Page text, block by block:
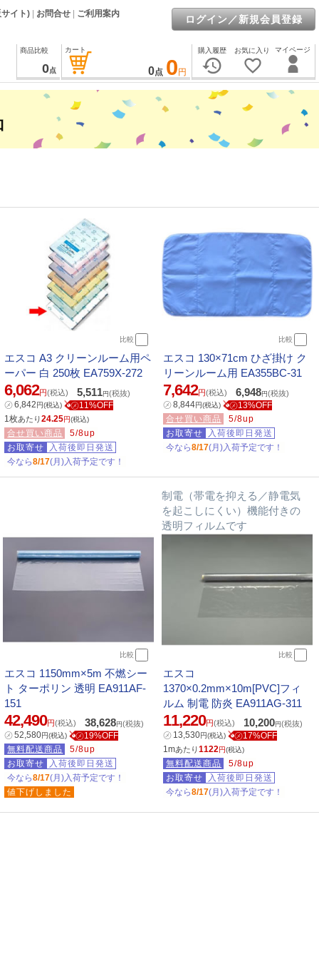
イト) お問合せ ご利用案内 ログイン／新規会員登録
マイページ
お気に入り
favorite_border
購入履歴
history
カート
0点 0 円
商品比較
0点
比較
エスコ A3 クリーンルーム用ペ
ーパー 白 250枚 EA759X-272
6,062円(税込) 5,511円(税抜)
㋱6,842円(税込) ㋱11%OFF
1枚あたり24.25円(税込)
合せ買い商品
5/8up
お取寄せ
入荷後即日発送
今なら8/17(月)入荷予定です！
比較
エスコ 130×71cm ひざ掛け ク
リーンルーム用 EA355BC-31
7,642円(税込) 6,948円(税抜)
㋱8,844円(税込) ㋱13%OFF
合せ買い商品
5/8up
お取寄せ
入荷後即日発送
今なら8/17(月)入荷予定です！
比較
エスコ 1150mm×5m 不燃シー
ト ターポリン 透明 EA911AF-
151
42,490円(税込) 38,628円(税抜)
㋱52,580円(税込) ㋱19%OFF
無料配送商品
5/8up
お取寄せ
入荷後即日発送
今なら8/17(月)入荷予定です！
値下げしました
制電（帯電を抑える／静電気
を起こしにくい）機能付きの
透明フィルムです
比較
エスコ
1370×0.2mm×10m[PVC]フィ
ルム 制電 防炎 EA911AG-311
11,220円(税込) 10,200円(税抜)
㋱ 13,530円(税込) ㋱17%OFF
1mあたり1122円(税込)
無料配送商品
5/8up
お取寄せ
入荷後即日発送
今なら8/17(月)入荷予定です！